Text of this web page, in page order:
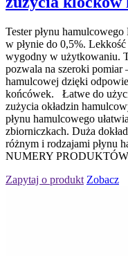
Tester płynu
w płynie do 0,5%.
wygodny w użytkowaniu.
pozwala na szeroki pomiar
hamulcowej dzięki
końcówek. Łatwe do
zużycia okładzin
płynu hamulcowego
zbiorniczkach. Duża
różnym i rodzajami
NUMERY
Zapytaj o produkt Zobacz